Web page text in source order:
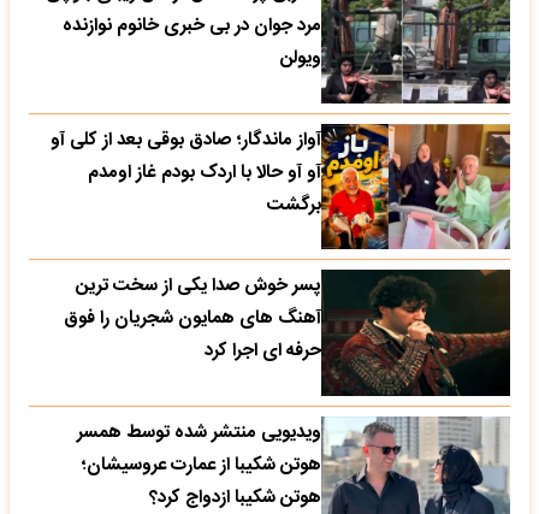
مرد جوان در بی خبری خانوم نوازنده
ویولن
آواز ماندگار؛ صادق بوقی بعد از کلی آو
آو آو حالا با اردک بودم غاز اومدم
برگشت
پسر خوش صدا یکی از سخت ترین
آهنگ های همایون شجریان را فوق
حرفه ای اجرا کرد
ویدیویی منتشر شده توسط همسر
هوتن شکیبا از عمارت عروسیشان؛
هوتن شکیبا ازدواج کرد؟